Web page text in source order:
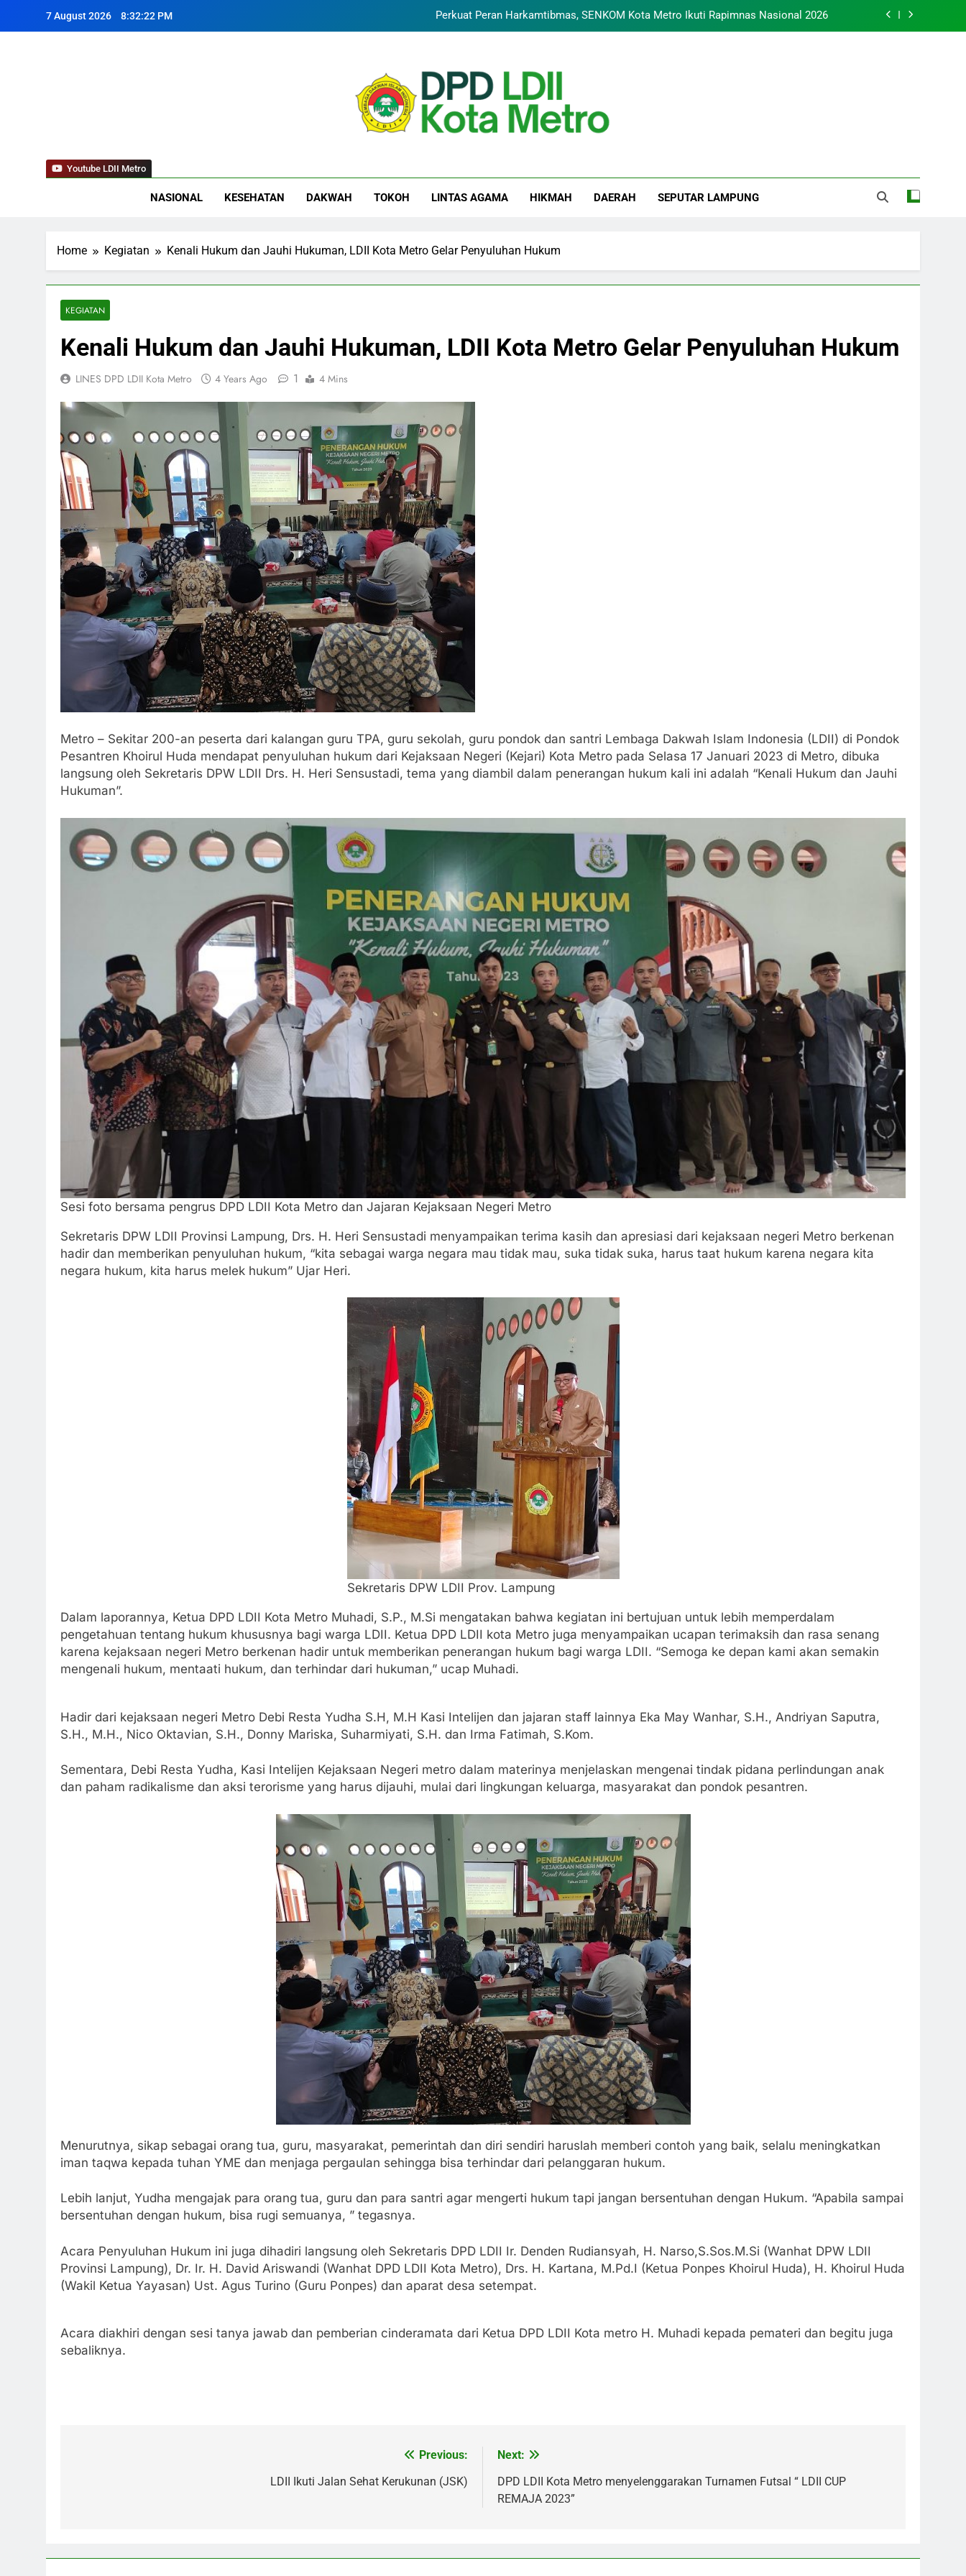
7 August 2026 8:32:23 PM Perkuat Peran Harkamtibmas, SENKOM Kota Metro Ikuti Rapimnas Nasional 2026
Merajut Harmoni, Mewujudkan “Metro Bahagia”: Momen Penuh Sinergi di Pengukuhan MUI Kota Metro
Konsolidasi Pengurus LDII Kota Metro Tahun 2026 Menyongsong Musda VI
LDII KOTA METRO | Lembaga Dakwah Islam
Indonesia
NASIONAL KESEHATAN DAKWAH TOKOH LINTAS AGAMA HIKMAH DAERAH SEPUTAR LAMPUNG
Youtube LDII Metro
Home Kegiatan Kenali Hukum dan Jauhi Hukuman, LDII Kota Metro Gelar Penyuluhan Hukum
KEGIATAN
Kenali Hukum dan Jauhi Hukuman, LDII Kota Metro Gelar Penyuluhan Hukum
LINES DPD LDII Kota Metro 4 Years Ago 1 4 Mins
Metro – Sekitar 200-an peserta dari kalangan guru TPA, guru sekolah, guru pondok dan santri Lembaga Dakwah Islam Indonesia (LDII) di Pondok
Pesantren Khoirul Huda mendapat penyuluhan hukum dari Kejaksaan Negeri (Kejari) Kota Metro pada Selasa 17 Januari 2023 di Metro, dibuka
langsung oleh Sekretaris DPW LDII Drs. H. Heri Sensustadi, tema yang diambil dalam penerangan hukum kali ini adalah “Kenali Hukum dan Jauhi
Hukuman”.
Sesi foto bersama pengrus DPD LDII Kota Metro dan Jajaran Kejaksaan Negeri Metro
Sekretaris DPW LDII Provinsi Lampung, Drs. H. Heri Sensustadi menyampaikan terima kasih dan apresiasi dari kejaksaan negeri Metro berkenan
hadir dan memberikan penyuluhan hukum, “kita sebagai warga negara mau tidak mau, suka tidak suka, harus taat hukum karena negara kita
negara hukum, kita harus melek hukum” Ujar Heri.
Sekretaris DPW LDII Prov. Lampung
Dalam laporannya, Ketua DPD LDII Kota Metro Muhadi, S.P., M.Si mengatakan bahwa kegiatan ini bertujuan untuk lebih memperdalam
pengetahuan tentang hukum khususnya bagi warga LDII. Ketua DPD LDII kota Metro juga menyampaikan ucapan terimaksih dan rasa senang
karena kejaksaan negeri Metro berkenan hadir untuk memberikan penerangan hukum bagi warga LDII. “Semoga ke depan kami akan semakin
mengenali hukum, mentaati hukum, dan terhindar dari hukuman,” ucap Muhadi.
Hadir dari kejaksaan negeri Metro Debi Resta Yudha S.H, M.H Kasi Intelijen dan jajaran staff lainnya Eka May Wanhar, S.H., Andriyan Saputra,
S.H., M.H., Nico Oktavian, S.H., Donny Mariska, Suharmiyati, S.H. dan Irma Fatimah, S.Kom.
Sementara, Debi Resta Yudha, Kasi Intelijen Kejaksaan Negeri metro dalam materinya menjelaskan mengenai tindak pidana perlindungan anak
dan paham radikalisme dan aksi terorisme yang harus dijauhi, mulai dari lingkungan keluarga, masyarakat dan pondok pesantren.
Menurutnya, sikap sebagai orang tua, guru, masyarakat, pemerintah dan diri sendiri haruslah memberi contoh yang baik, selalu meningkatkan
iman taqwa kepada tuhan YME dan menjaga pergaulan sehingga bisa terhindar dari pelanggaran hukum.
Lebih lanjut, Yudha mengajak para orang tua, guru dan para santri agar mengerti hukum tapi jangan bersentuhan dengan Hukum. “Apabila sampai
bersentuhan dengan hukum, bisa rugi semuanya, ” tegasnya.
Acara Penyuluhan Hukum ini juga dihadiri langsung oleh Sekretaris DPD LDII Ir. Denden Rudiansyah, H. Narso,S.Sos.M.Si (Wanhat DPW LDII
Provinsi Lampung), Dr. Ir. H. David Ariswandi (Wanhat DPD LDII Kota Metro), Drs. H. Kartana, M.Pd.I (Ketua Ponpes Khoirul Huda), H. Khoirul Huda
(Wakil Ketua Yayasan) Ust. Agus Turino (Guru Ponpes) dan aparat desa setempat.
Acara diakhiri dengan sesi tanya jawab dan pemberian cinderamata dari Ketua DPD LDII Kota metro H. Muhadi kepada pemateri dan begitu juga
sebaliknya.
Previous:
LDII Ikuti Jalan Sehat Kerukunan (JSK)
Next:
DPD LDII Kota Metro menyelenggarakan Turnamen Futsal “ LDII CUP
REMAJA 2023”